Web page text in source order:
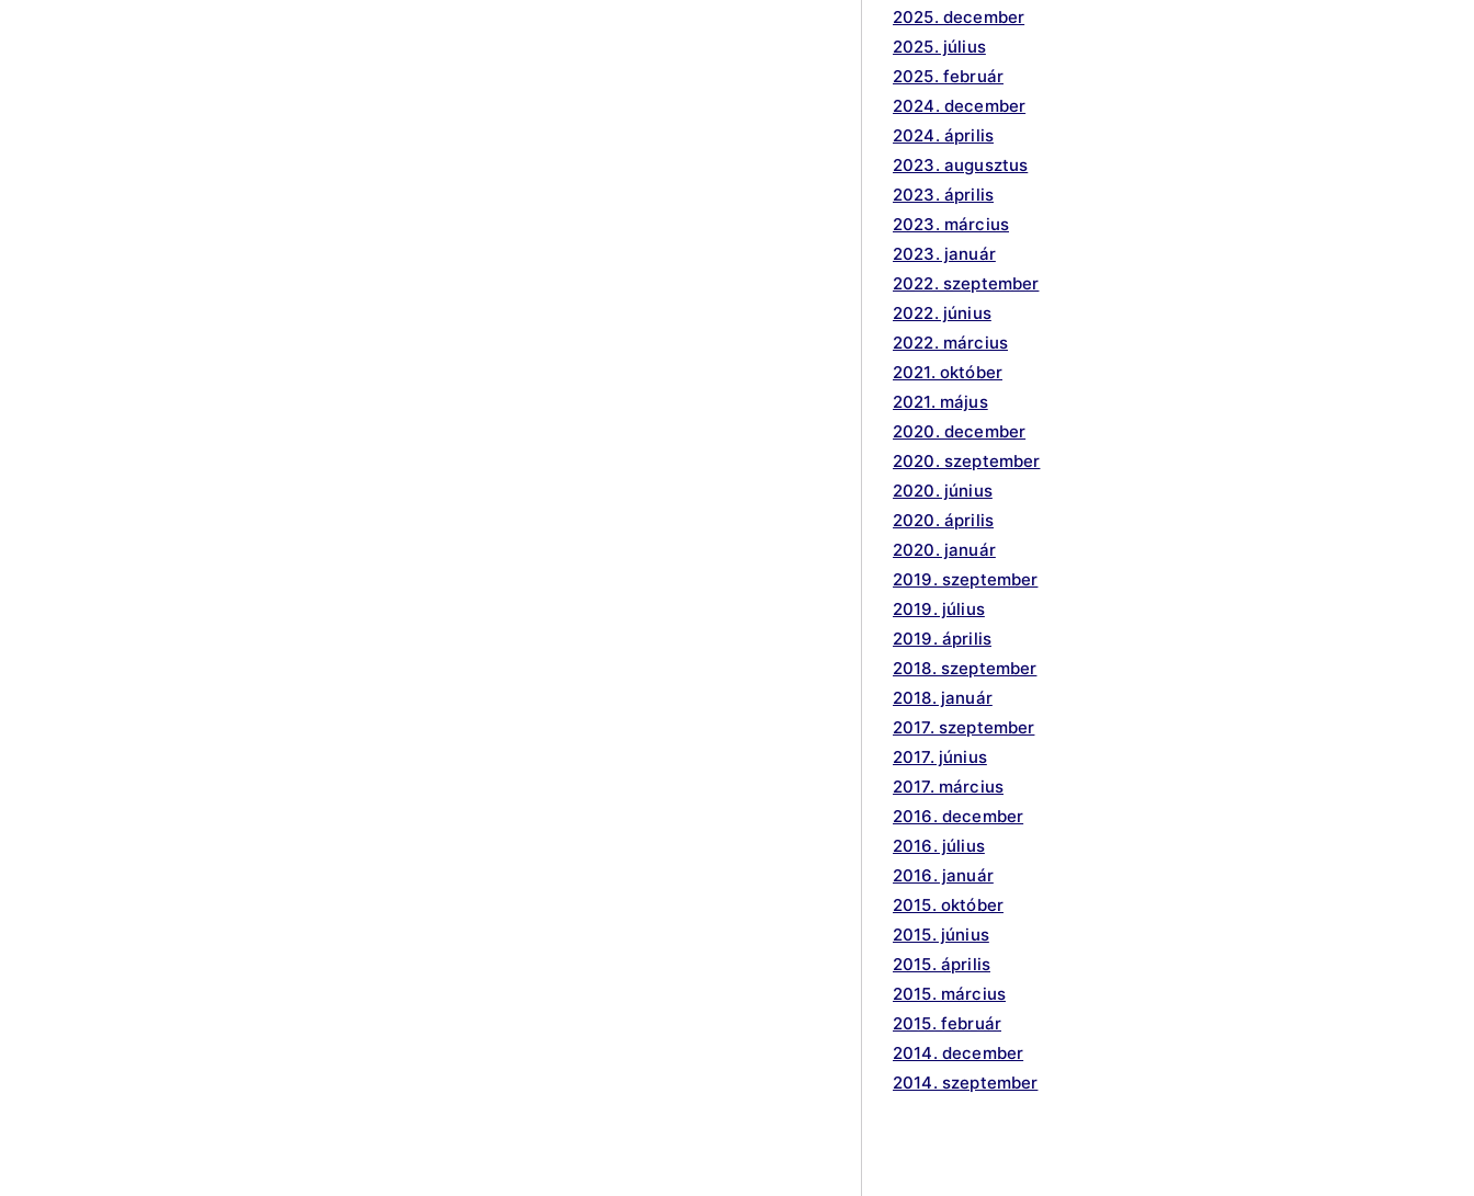
2025. december
2025. július
2025. február
2024. december
2024. április
2023. augusztus
2023. április
2023. március
2023. január
2022. szeptember
2022. június
2022. március
2021. október
2021. május
2020. december
2020. szeptember
2020. június
2020. április
2020. január
2019. szeptember
2019. július
2019. április
2018. szeptember
2018. január
2017. szeptember
2017. június
2017. március
2016. december
2016. július
2016. január
2015. október
2015. június
2015. április
2015. március
2015. február
2014. december
2014. szeptember